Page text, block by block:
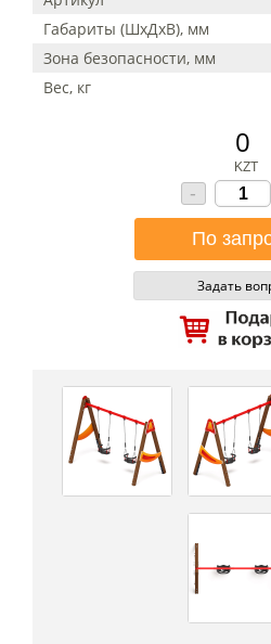
Габариты (ШхДхВ), мм
Зона безопасности, мм
Вес, кг
0
KZT
-
Задать